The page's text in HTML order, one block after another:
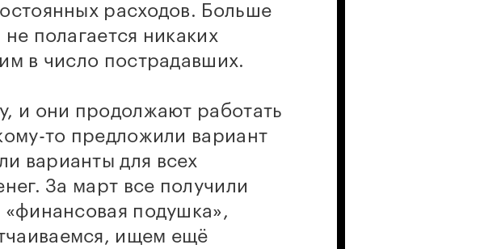
расходов. Больше
полагается никаких
в число пострадавших.
и они продолжают работать
то предложили вариант
варианты для всех
За март все получили
подушка»,
ищем ещё